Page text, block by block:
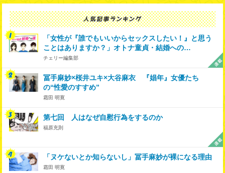
「女性が『誰でもいいからセックスしたい！』と思う
ことはありますか？」オトナ童貞・結婚への…
チェリー編集部
冨手麻妙×桜井ユキ×大谷麻衣 『娼年』女優たち
の“性愛のすすめ”
霜田 明寛
第七回 人はなぜ自慰行為をするのか
福原充則
「ヌケないとか知らないし」冨手麻妙が裸になる理由
霜田 明寛